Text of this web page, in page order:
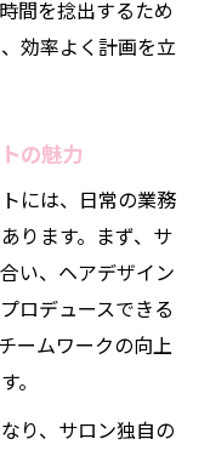
間を捻出するため
効率よく計画を立
の魅力
には、日常の業務
ります。まず、サ
い、ヘアデザイン
ロデュースできる
ームワークの向上
。
り、サロン独自の